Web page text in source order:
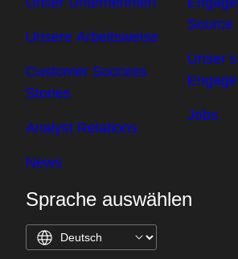
Unsere Arbeitsweise
Customer Success
Stories
Analyst Relations
News
Source
Unser
Jobs
Sprache auswählen